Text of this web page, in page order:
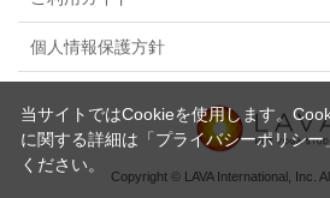
個人情報保護方針
Copyright © LAVA International, Inc.
当サイトではCookieを使用します。
に関する詳細は 「プライバシーポリシー
ください。